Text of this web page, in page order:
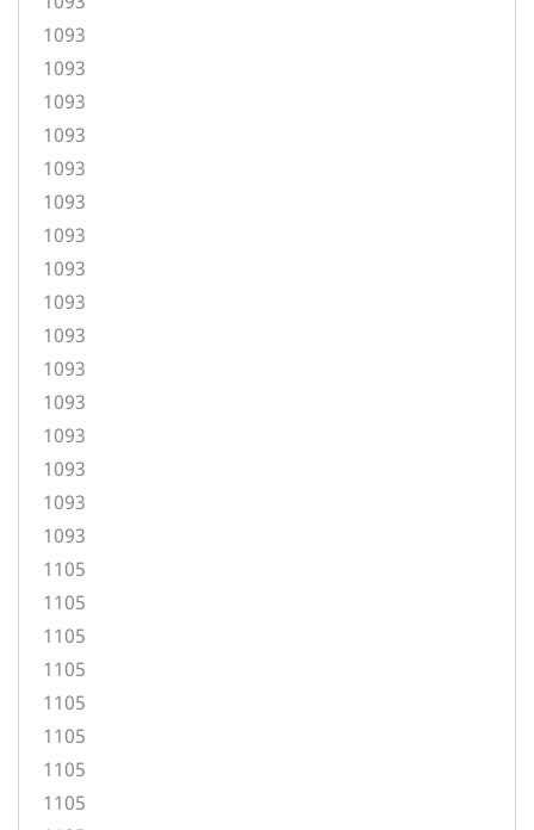
1093
1093
1093
1093
1093
1093
1093
1093
1093
1093
1093
1093
1093
1093
1093
1093
1105
1105
1105
1105
1105
1105
1105
1105